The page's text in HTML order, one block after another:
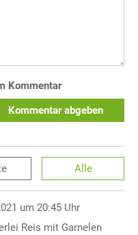
Kommentar
Kommentar abgeben
Alle
um 20:45 Uhr
Reis mit Garnelen